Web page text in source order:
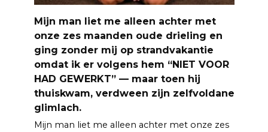
Mijn man liet me alleen achter met
onze zes maanden oude drieling en
ging zonder mij op strandvakantie
omdat ik er volgens hem “NIET VOOR
HAD GEWERKT” — maar toen hij
thuiskwam, verdween zijn zelfvoldane
glimlach.
Mijn man liet me alleen achter met onze zes